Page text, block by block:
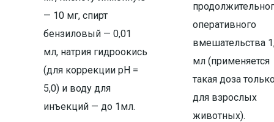
— 10 мг, спирт
бензиловый — 0,01
мл, натрия гидроокись
(для коррекции рН =
5,0) и воду для
инъекций — до 1мл.
оперативного
вмешательства
мл (применяется
такая доза
для взрослых
животных).